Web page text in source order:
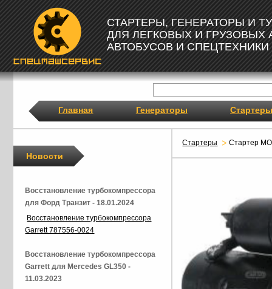
СТАРТЕРЫ, ГЕНЕРАТОРЫ И
ДЛЯ ЛЕГКОВЫХ И ГРУЗОВЫХ
АВТОБУСОВ И СПЕЦТЕХНИКИ
Главная Генераторы Стартеры
Стартеры Стартер
Новости
Восстановление турбокомпрессора
для Форд Транзит - 18.01.2024
Восстановление турбокомпрессора
Garrett 787556-0024
Восстановление турбокомпрессора
Garrett для Mercedes GL350 -
11.03.2023